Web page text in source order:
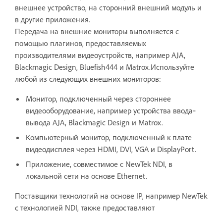
внешнее устройство, на сторонний внешний модуль и
в другие приложения.
Передача на внешние мониторы выполняется с
помощью плагинов, предоставляемых
производителями видеоустройств, например AJA,
Blackmagic Design, Bluefish444 и Matrox.Используйте
любой из следующих внешних мониторов:
Монитор, подключенный через стороннее
видеооборудование, например устройства ввода‐
вывода AJA, Blackmagic Design и Matrox.
Компьютерный монитор, подключенный к плате
видеодисплея через HDMI, DVI, VGA и DisplayPort.
Приложение, совместимое с NewTek NDI, в
локальной сети на основе Ethernet.
Поставщики технологий на основе IP, например NewTek
с технологией NDI, также предоставляют